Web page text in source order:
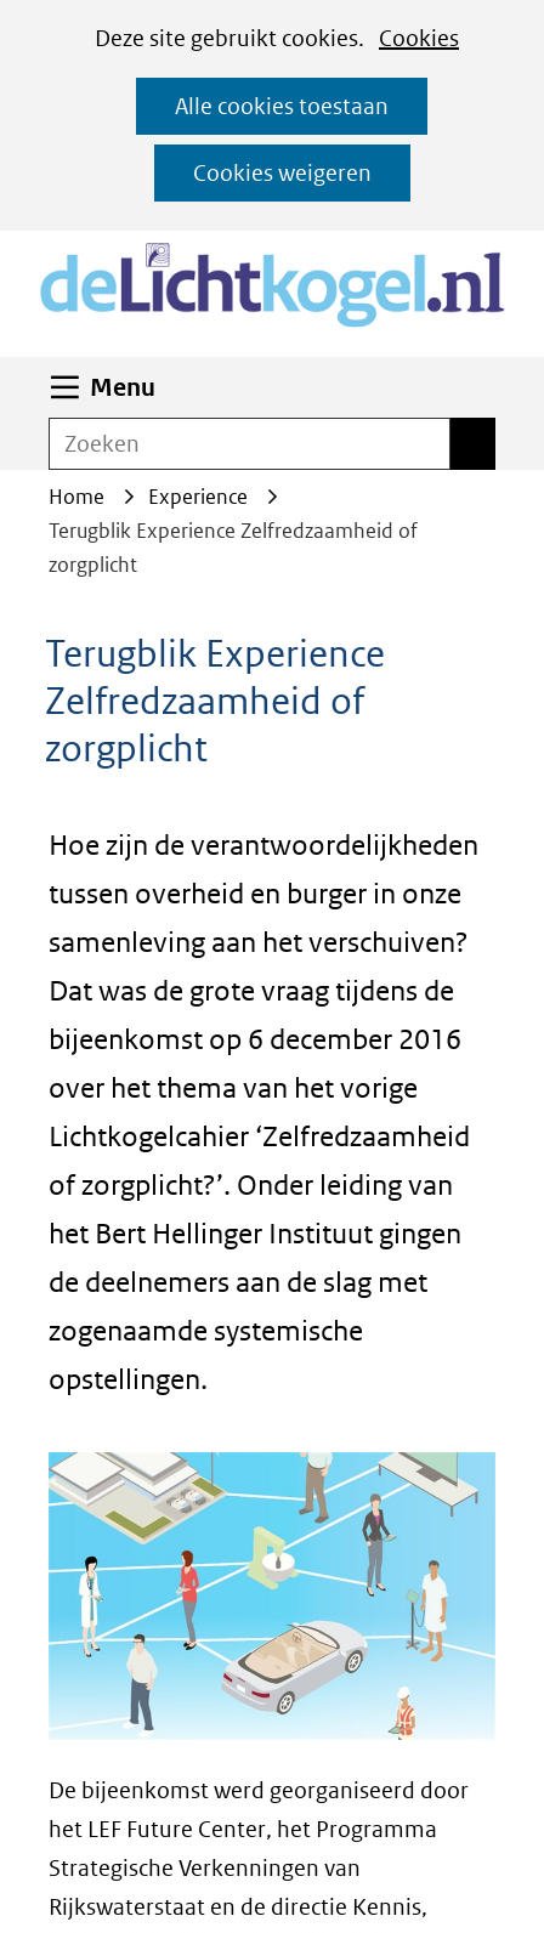
CookiesDeze site gebruikt cookies. Cookies
deze
worden
toegestaan
geweigerd.
Alle cookies toestaan
Cookies weigeren
Ga
naar
de
inhoud
Menu
Zoeken
Home
Experience
Terugblik Experience Zelfredzaamheid of
zorgplicht
Terugblik Experience
Zelfredzaamheid of
zorgplicht
Hoe zijn de verantwoordelijkheden
tussen overheid en burger in onze
samenleving aan het verschuiven?
Dat was de grote vraag tijdens de
bijeenkomst op 6 december 2016
over het thema van het vorige
Lichtkogelcahier ‘Zelfredzaamheid
of zorgplicht?’. Onder leiding van
het Bert Hellinger Instituut gingen
de deelnemers aan de slag met
zogenaamde systemische
opstellingen.
De bijeenkomst werd georganiseerd door
het LEF Future Center, het Programma
Strategische Verkenningen van
Rijkswaterstaat en de directie Kennis,